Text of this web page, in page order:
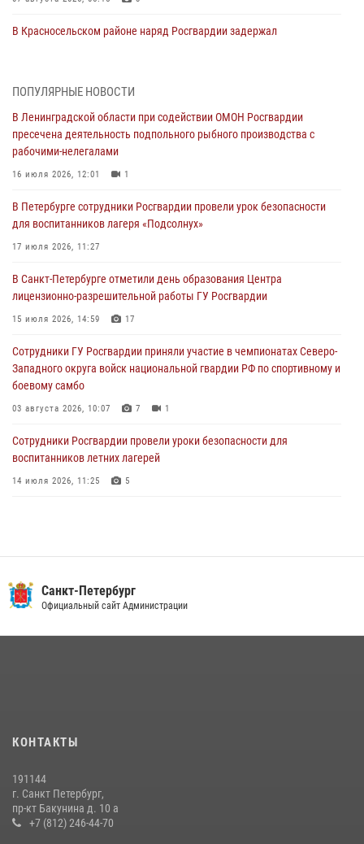
В Красносельском районе наряд Росгвардии задержал
06 августа 2026, 13:39 1
В Центральном районе росгвардейцы оперативно задержали
хулигана, стрелявшего из пускового устройства рядом с жилыми
домами
06 августа 2026, 11:36
Сотрудники и военнослужащие Росгвардии обеспечили
правопорядок при проведении матча "Зенит" - "Балтика"
06 августа 2026, 07:30
В Выборгском районе наряд Росгвардии обнаружил
разыскиваемый преступный автотранспорт
05 августа 2026, 12:25 2
Петербургские росгвардейцы обнаружили объявленный в розыск
автомобиль, ранее использовавшийся при совершении кражи в
Ленобласти
04 августа 2026, 14:05
ПОПУЛЯРНЫЕ НОВОСТИ
В Ленинградской области при содействии ОМОН Росгвардии
пресечена деятельность подпольного рыбного производства с
рабочими-нелегалами
16 июля 2026, 12:01 1
В Петербурге сотрудники Росгвардии провели урок безопасности
для воспитанников лагеря «Подсолнух»
17 июля 2026, 11:27
В Санкт-Петербурге отметили день образования Центра
лицензионно-разрешительной работы ГУ Росгвардии
15 июля 2026, 14:59 17
Сотрудники ГУ Росгвардии приняли участие в чемпионатах Северо-
Западного округа войск национальной гвардии РФ по спортивному и
боевому самбо
03 августа 2026, 10:07 7 1
Сотрудники Росгвардии провели уроки безопасности для
воспитанников летних лагерей
14 июля 2026, 11:25 5
В Красногвардейском районе росгвардейцы задержали хулигана,
угрожавшего мужчине пневматическим пистолетом
на III Международном петербургском цифровом форуме
В Ленобласти сотрудники Росгвардии провели встречу с
воспитанниками детского клуба «Умные каникулы»
Санкт-Петербург
Официальный сайт Администрации
КОНТАКТЫ
191144
г. Санкт Петербург,
пр-кт Бакунина д. 10 а
+7 (812) 246-44-70